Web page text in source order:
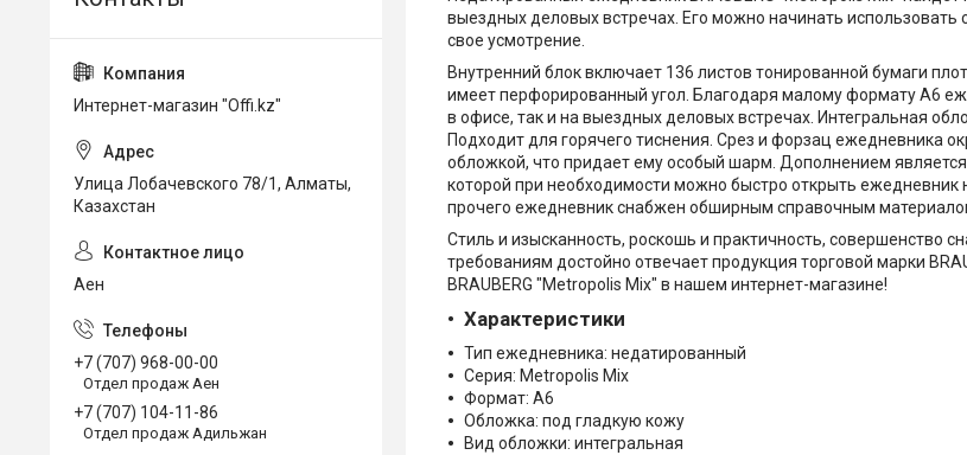
выездных деловых встречах. Его можно начинать использовать
свое усмотрение.
Внутренний блок включает 136 листов тонированной бумаги
имеет перфорированный угол. Благодаря малому формату А6
в офисе, так и на выездных деловых встречах. Интегральная
Подходит для горячего тиснения. Срез и форзац ежедневника
обложкой, что придает ему особый шарм. Дополнением
которой при необходимости можно быстро открыть
прочего ежедневник снабжен обширным справочным
Стиль и изысканность, роскошь и практичность, совершенство
требованиям достойно отвечает продукция торговой марки
BRAUBERG "Metropolis Mix" в нашем интернет-магазине!
Характеристики
Тип ежедневника: недатированный
Серия: Metropolis Mix
Формат: А6
Обложка: под гладкую кожу
Вид обложки: интегральная
Интернет-магазин "Offi.kz"
Улица Лобачевского 78/1, Алматы,
Казахстан
Аен
+7 (707) 968-00-00
Отдел продаж Аен
+7 (707) 104-11-86
Отдел продаж Адильжан